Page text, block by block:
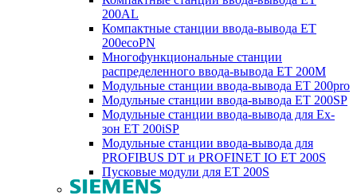
200AL
Компактные станции ввода-вывода ET
200ecoPN
Многофункциональные станции
распределенного ввода-вывода ET 200M
Модульные станции ввода-вывода ET 200pro
Модульные станции ввода-вывода ET 200SP
Модульные станции ввода-вывода для Ex-
зон ET 200iSP
Модульные станции ввода-вывода для
PROFIBUS DT и PROFINET IO ET 200S
Пусковые модули для ET 200S